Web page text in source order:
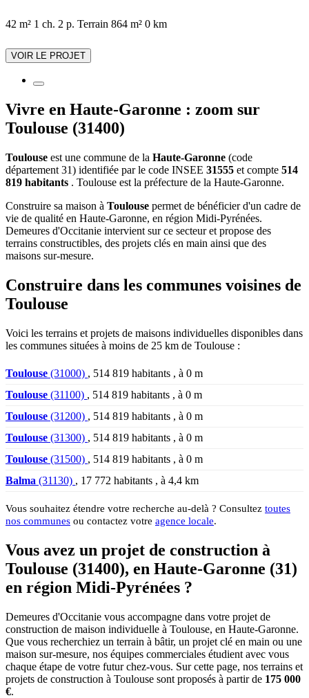
42 m² 1 ch. 2 p. Terrain 864 m² 0 km
VOIR LE PROJET
Vivre en Haute-Garonne : zoom sur
Toulouse (31400)
Toulouse est une commune de la Haute-Garonne (code
département 31) identifiée par le code INSEE 31555 et compte 514
819 habitants . Toulouse est la préfecture de la Haute-Garonne.
Construire sa maison à Toulouse permet de bénéficier d'un cadre de
vie de qualité en Haute-Garonne, en région Midi-Pyrénées.
Demeures d'Occitanie intervient sur ce secteur et propose des
terrains constructibles, des projets clés en main ainsi que des
maisons sur-mesure.
Construire dans les communes voisines de
Toulouse
Voici les terrains et projets de maisons individuelles disponibles dans
les communes situées à moins de 25 km de Toulouse :
Toulouse (31000) , 514 819 habitants , à 0 m
Toulouse (31100) , 514 819 habitants , à 0 m
Toulouse (31200) , 514 819 habitants , à 0 m
Toulouse (31300) , 514 819 habitants , à 0 m
Toulouse (31500) , 514 819 habitants , à 0 m
Balma (31130) , 17 772 habitants , à 4,4 km
Vous souhaitez étendre votre recherche au-delà ? Consultez toutes
nos communes ou contactez votre agence locale.
Vous avez un projet de construction à
Toulouse (31400), en Haute-Garonne (31)
en région Midi-Pyrénées ?
Demeures d'Occitanie vous accompagne dans votre projet de
construction de maison individuelle à Toulouse, en Haute-Garonne.
Que vous recherchiez un terrain à bâtir, un projet clé en main ou une
maison sur-mesure, nos équipes commerciales étudient avec vous
chaque étape de votre futur chez-vous. Sur cette page, nos terrains et
projets de construction à Toulouse sont proposés à partir de 175 000
€.